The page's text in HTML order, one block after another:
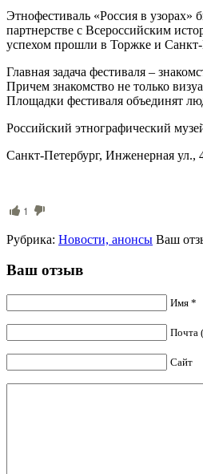
Этнофестиваль «Россия в узорах»
партнерстве с Всероссийским
успехом прошли в Торжке и Санкт-
Главная задача фестиваля –
Причем знакомство не только
Площадки фестиваля объединят
Российский этнографический
Санкт-Петербург, Инженерная ул.,
1
Рубрика: Новости, анонсы Ваш
Ваш отзыв
Имя *
Почта
Сайт